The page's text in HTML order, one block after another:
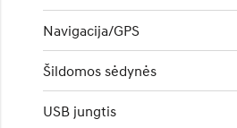
Navigacija/GPS
Šildomos sėdynės
USB jungtis